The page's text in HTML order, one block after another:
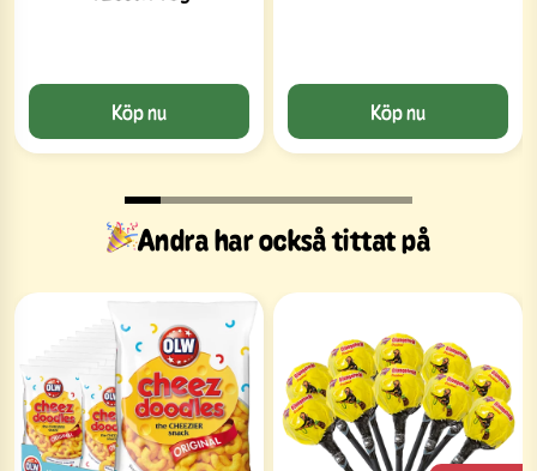
Köp nu Köp nu
Andra har också tittat på